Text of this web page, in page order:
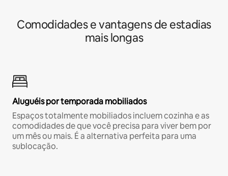
Comodidades e vantagens de estadias
mais longas
Aluguéis por temporada mobiliados
Espaços totalmente mobiliados incluem cozinha e as
comodidades de que você precisa para viver bem por
um mês ou mais. É a alternativa perfeita para uma
sublocação.